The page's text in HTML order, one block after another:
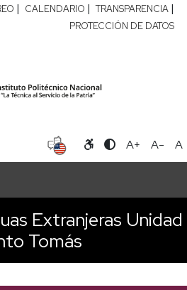
| CALENDARIO | TRANSPARENCIA |
PROTECCIÓN DE DATOS
A+ A- A
Extranjeras Unidad
Tomás